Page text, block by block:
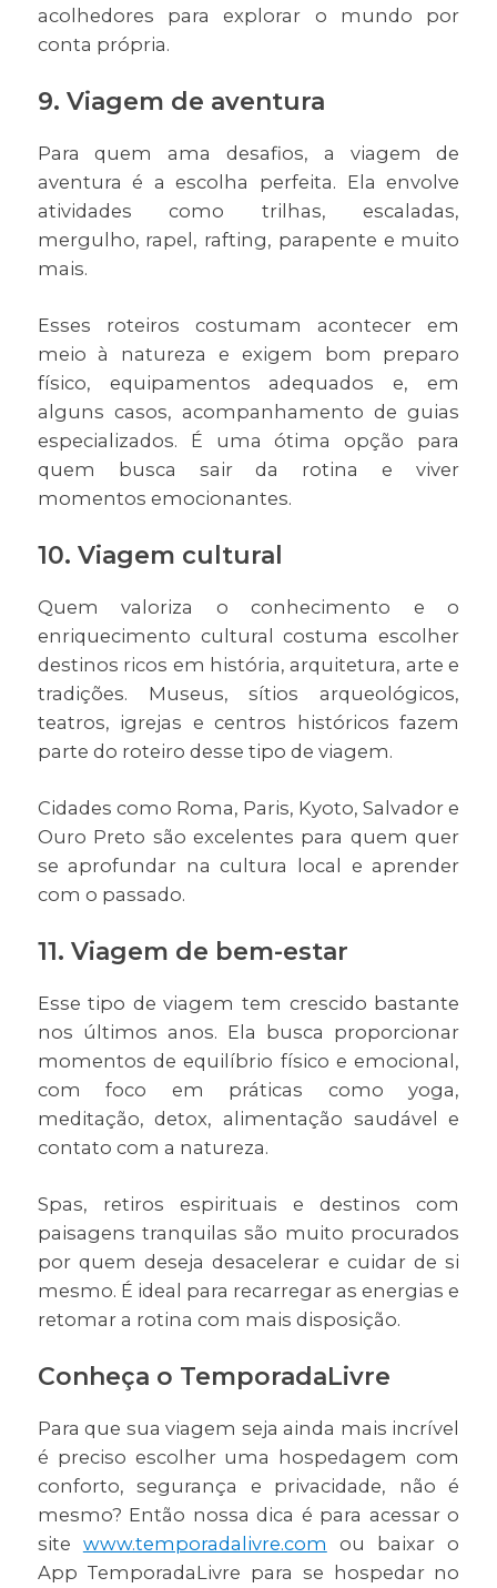
acolhedores para explorar o mundo por
conta própria.
9. Viagem de aventura
Para quem ama desafios, a viagem de
aventura é a escolha perfeita. Ela envolve
atividades como trilhas, escaladas,
mergulho, rapel, rafting, parapente e muito
mais.
Esses roteiros costumam acontecer em
meio à natureza e exigem bom preparo
físico, equipamentos adequados e, em
alguns casos, acompanhamento de guias
especializados. É uma ótima opção para
quem busca sair da rotina e viver
momentos emocionantes.
10. Viagem cultural
Quem valoriza o conhecimento e o
enriquecimento cultural costuma escolher
destinos ricos em história, arquitetura, arte e
tradições. Museus, sítios arqueológicos,
teatros, igrejas e centros históricos fazem
parte do roteiro desse tipo de viagem.
Cidades como Roma, Paris, Kyoto, Salvador e
Ouro Preto são excelentes para quem quer
se aprofundar na cultura local e aprender
com o passado.
11. Viagem de bem-estar
Esse tipo de viagem tem crescido bastante
nos últimos anos. Ela busca proporcionar
momentos de equilíbrio físico e emocional,
com foco em práticas como yoga,
meditação, detox, alimentação saudável e
contato com a natureza.
Spas, retiros espirituais e destinos com
paisagens tranquilas são muito procurados
por quem deseja desacelerar e cuidar de si
mesmo. É ideal para recarregar as energias e
retomar a rotina com mais disposição.
Conheça o TemporadaLivre
Para que sua viagem seja ainda mais incrível
é preciso escolher uma hospedagem com
conforto, segurança e privacidade, não é
mesmo? Então nossa dica é para acessar o
site www.temporadalivre.com ou baixar o
App TemporadaLivre para se hospedar no